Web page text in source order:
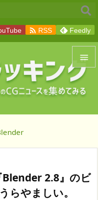


メニュ
前へ
次へ
 RSS Feedly
Blender 2.8』のビ
らやましい。